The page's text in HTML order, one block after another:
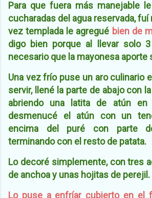
Para que fuera más manejable
cucharadas del agua reservada, fuí
vez templada le agregué bien de
digo bien porque al llevar solo
necesario que la mayonesa aporte
Una vez frío puse un aro culinario
servir, llené la parte de abajo con
abriendo una latita de atún en
desmenucé el atún con un
encima del puré con parte
terminando con el resto de patata.
Lo decoré simplemente, con tres
de anchoa y unas hojitas de perejil.
Lo puse a enfríar cubierto en el